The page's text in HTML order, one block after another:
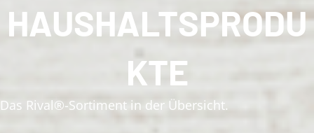
HAUSHALTSPRODU
KTE
Das Rival®-Sortiment in der Übersicht.